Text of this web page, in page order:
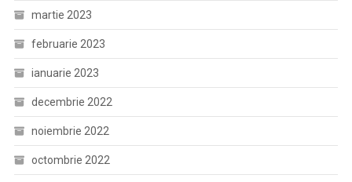
martie 2023
februarie 2023
ianuarie 2023
decembrie 2022
noiembrie 2022
octombrie 2022